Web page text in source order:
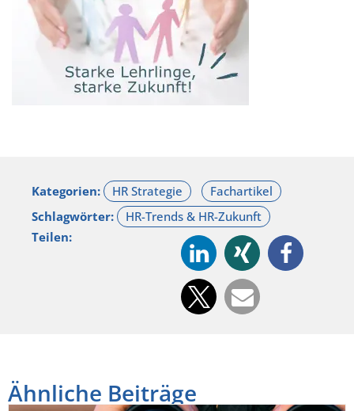
Kategorien:
Schlagwörter:
Teilen:
Ähnliche Beiträge